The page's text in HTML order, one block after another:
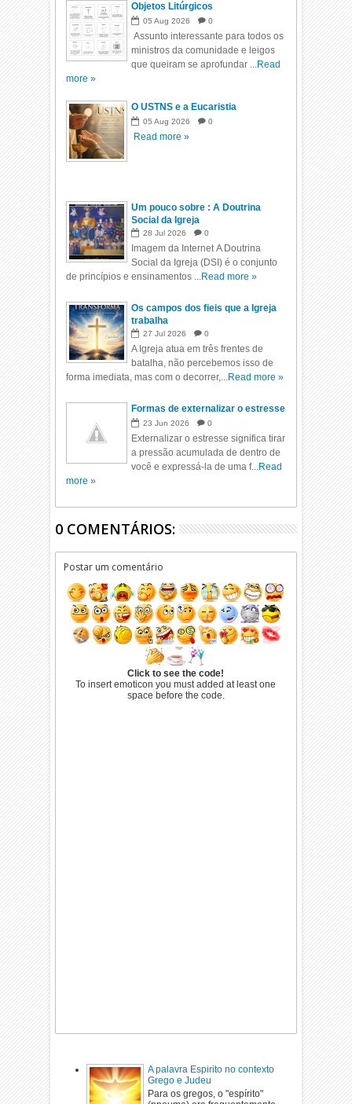
Objetos Litúrgicos
05 Aug 2026 0
Assunto interessante para todos os
ministros da comunidade e leigos
que queiram se aprofundar ...Read
more »
O USTNS e a Eucaristia
05 Aug 2026 0
Read more »
Um pouco sobre : A Doutrina
Social da Igreja
28 Jul 2026 0
Imagem da Internet A Doutrina
Social da Igreja (DSI) é o conjunto
de princípios e ensinamentos ...Read more »
Os campos dos fieis que a Igreja
trabalha
27 Jul 2026 0
A Igreja atua em três frentes de
batalha, não percebemos isso de
forma imediata, mas com o decorrer,...Read more »
Formas de externalizar o estresse
23 Jun 2026 0
Externalizar o estresse significa tirar
a pressão acumulada de dentro de
você e expressá-la de uma f...Read
more »
0 COMENTÁRIOS:
Postar um comentário
Click to see the code!
To insert emoticon you must added at least one
space before the code.
A palavra Espirito no contexto
Grego e Judeu
Para os gregos, o "espírito"